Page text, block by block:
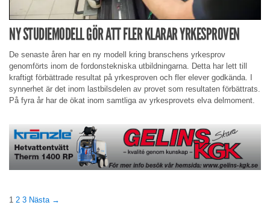
NY STUDIEMODELL GÖR ATT FLER KLARAR YRKESPROVEN
De senaste åren har en ny modell kring branschens yrkesprov
genomförts inom de fordonstekniska utbildningarna. Detta har lett till
kraftigt förbättrade resultat på yrkesproven och fler elever godkända. I
synnerhet är det inom lastbilsdelen av provet som resultaten förbättrats.
På fyra år har de ökat inom samtliga av yrkesprovets elva delmoment.
1 2 3 Nästa →